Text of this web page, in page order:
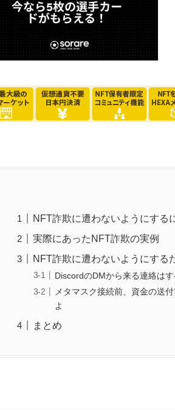
NFT詐欺に遭わないようにする
実際にあったNFT詐欺の実例
NFT詐欺に遭わないようにする
DiscordのDMから来る連絡は
メタマスク接続前、資金の送
よ
まとめ